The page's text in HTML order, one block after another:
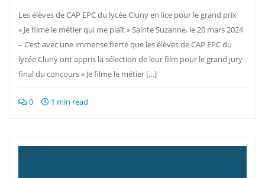
Les élèves de CAP EPC du lycée Cluny en lice pour le grand prix
« Je filme le métier qui me plaît » Sainte Suzanne, le 20 mars 2024
– C’est avec une immense fierté que les élèves de CAP EPC du
lycée Cluny ont appris la sélection de leur film pour le grand jury
final du concours « Je filme le métier […]
0 1 min read